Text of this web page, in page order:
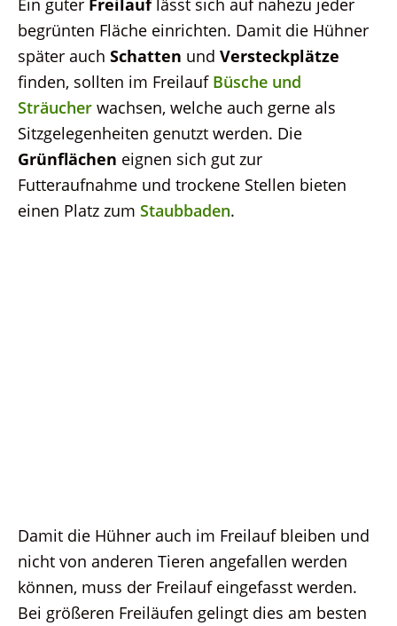
begrünten Fläche einrichten. Damit die Hühner
später auch Schatten und Versteckplätze
finden, sollten im Freilauf Büsche und
Sträucher wachsen, welche auch gerne als
Sitzgelegenheiten genutzt werden. Die
Grünflächen eignen sich gut zur
Futteraufnahme und trockene Stellen bieten
einen Platz zum Staubbaden.
Damit die Hühner auch im Freilauf bleiben und
nicht von anderen Tieren angefallen werden
können, muss der Freilauf eingefasst werden.
Bei größeren Freiläufen gelingt dies am besten